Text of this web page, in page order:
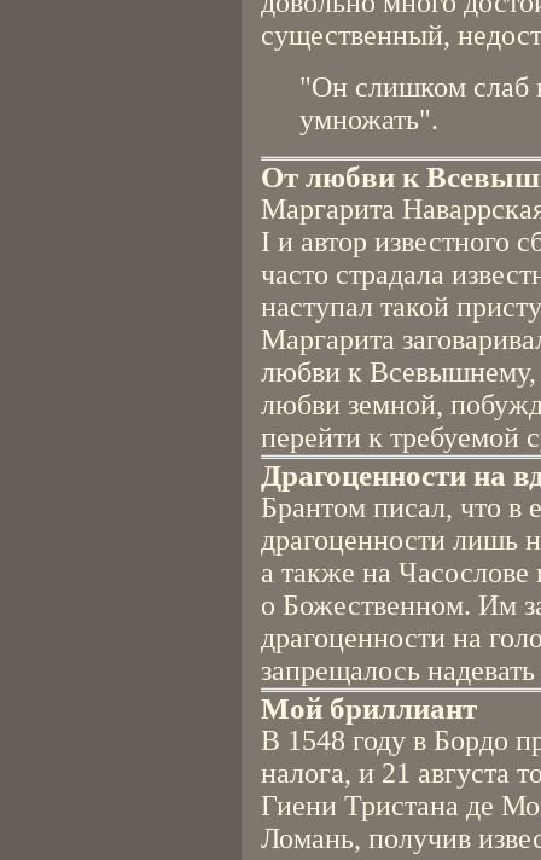
существенный,
"Он слишком слаб
умножать".
От любви к
Маргарита
I и автор известного
часто страдала
наступал такой
Маргарита
любви к Всевышнему,
любви земной,
перейти к требуемой
Драгоценности на
Брантом писал, что в
драгоценности лишь
а также на
о Божественном. Им
драгоценности на
запрещалось
Мой бриллиант
В 1548 году в Бордо
налога, и 21 августа
Гиени Тристана де
Ломань, получив